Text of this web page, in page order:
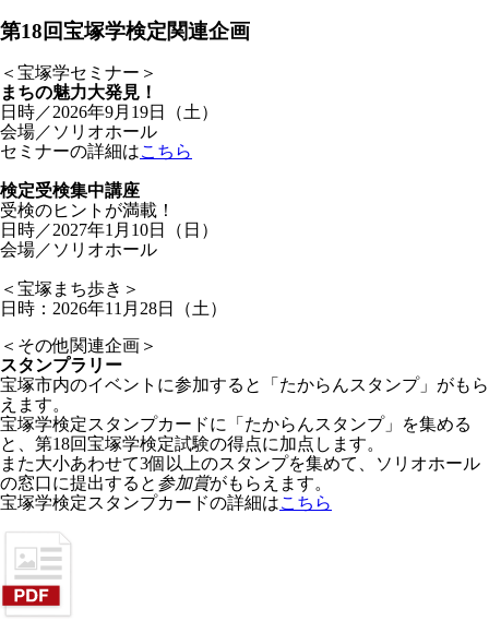
第18回宝塚学検定関連企画
＜宝塚学セミナー＞
まちの魅力大発見！
日時／2026年9月19日（土）
会場／ソリオホール
セミナーの詳細はこちら
検定受検集中講座
受検のヒントが満載！
日時／2027年1月10日（日）
会場／ソリオホール
＜宝塚まち歩き＞
日時：2026年11月28日（土）
＜その他関連企画＞
スタンプラリー
宝塚市内のイベントに参加すると「たからんスタンプ」がもら
えます。
宝塚学検定スタンプカードに「たからんスタンプ」を集める
と、第18回宝塚学検定試験の得点に加点します。
また大小あわせて3個以上のスタンプを集めて、ソリオホール
の窓口に提出すると 参加賞がもらえます。
宝塚学検定スタンプカードの詳細はこちら